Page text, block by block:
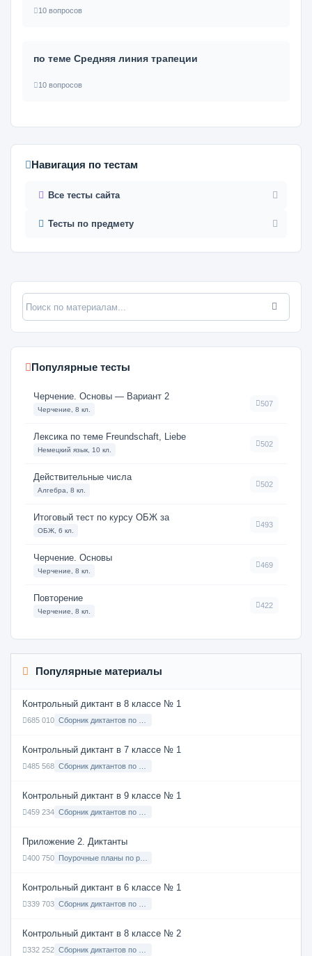
10 вопросов
по теме Средняя линия трапеции
10 вопросов
Навигация по тестам
Все тесты сайта
Тесты по предмету
Популярные тесты
Черчение. Основы — Вариант 2
Черчение, 8 кл.
507
Лексика по теме Freundschaft, Liebe
Немецкий язык, 10 кл.
502
Действительные числа
Алгебра, 8 кл.
502
Итоговый тест по курсу ОБЖ за
ОБЖ, 6 кл.
493
Черчение. Основы
Черчение, 8 кл.
469
Повторение
Черчение, 8 кл.
422
Популярные материалы
Контрольный диктант в 8 классе № 1
685 010
Контрольный диктант в 7 классе № 1
485 568
Контрольный диктант в 9 классе № 1
459 234
Приложение 2. Диктанты
400 750
Контрольный диктант в 6 классе № 1
339 703
Контрольный диктант в 8 классе № 2
332 252